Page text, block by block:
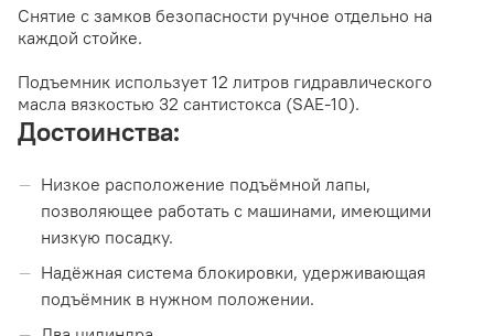
Снятие с замков безопасности ручное отдельно на
каждой стойке.
Подъемник использует 12 литров гидравлического
масла вязкостью 32 сантистокса (SAE-10).
Достоинства:
Низкое расположение подъёмной лапы,
позволяющее работать с машинами, имеющими
низкую посадку.
Надёжная система блокировки, удерживающая
подъёмник в нужном положении.